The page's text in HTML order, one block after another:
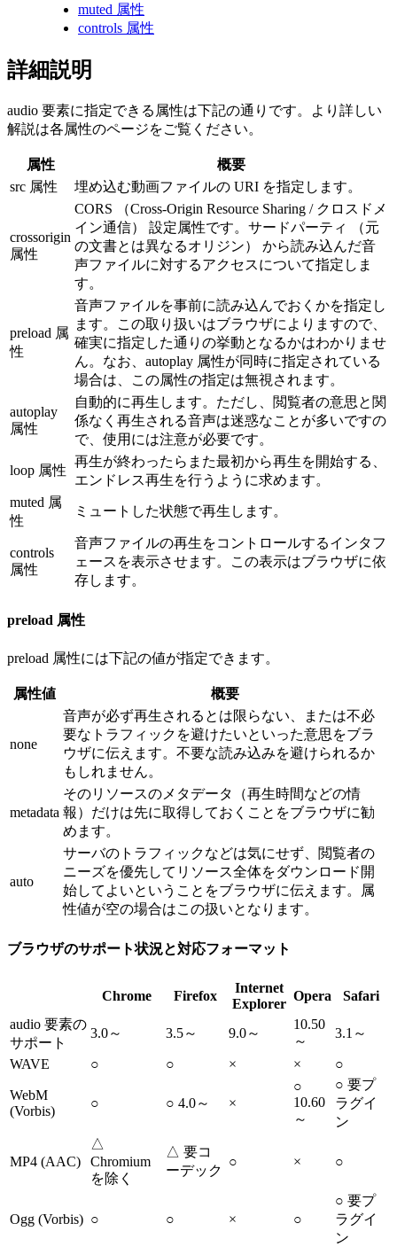
muted 属性
controls 属性
詳細説明
audio 要素に指定できる属性は下記の通りです。より詳しい
解説は各属性のページをご覧ください。
属性
概要
src 属性
埋め込む動画ファイルの URI を指定します。
crossorigin
属性
CORS （Cross-Origin Resource Sharing / クロスドメ
イン通信） 設定属性です。サードパーティ （元
の文書とは異なるオリジン） から読み込んだ音
声ファイルに対するアクセスについて指定しま
す。
preload 属
性
音声ファイルを事前に読み込んでおくかを指定し
ます。この取り扱いはブラウザによりますので、
確実に指定した通りの挙動となるかはわかりませ
ん。なお、autoplay 属性が同時に指定されている
場合は、この属性の指定は無視されます。
autoplay
属性
自動的に再生します。ただし、閲覧者の意思と関
係なく再生される音声は迷惑なことが多いですの
で、使用には注意が必要です。
loop 属性
再生が終わったらまた最初から再生を開始する、
エンドレス再生を行うように求めます。
muted 属
性
ミュートした状態で再生します。
controls
属性
音声ファイルの再生をコントロールするインタフ
ェースを表示させます。この表示はブラウザに依
存します。
preload 属性
preload 属性には下記の値が指定できます。
属性値 概要
none
音声が必ず再生されるとは限らない、または不必
要なトラフィックを避けたいといった意思をブラ
ウザに伝えます。不要な読み込みを避けられるか
もしれません。
metadata
そのリソースのメタデータ（再生時間などの情
報）だけは先に取得しておくことをブラウザに勧
めます。
auto
サーバのトラフィックなどは気にせず、閲覧者の
ニーズを優先してリソース全体をダウンロード開
始してよいということをブラウザに伝えます。属
性値が空の場合はこの扱いとなります。
ブラウザのサポート状況と対応フォーマット
Chrome Firefox
Internet
Explorer
Opera
Safari
audio 要素の
サポート
3.0～ 3.5～ 9.0～
10.50
～
3.1～
WAVE ○ ○ × × ○
WebM
(Vorbis)
○ ○ 4.0～ ×
○
10.60
～
○ 要プ
ラグイ
ン
MP4 (AAC)
△
Chromium
を除く
△ 要コ
ーデック
○ × ○
Ogg (Vorbis) ○ ○ × ○
○ 要プ
ラグイ
ン